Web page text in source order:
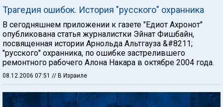
Трагедия ошибок. История "русского" охранника
В сегодняшнем приложении к газете "Едиот Ахронот"
опубликована статья журналистки Эйнат Фишбайн,
посвященная истории Арнольда Альтгауза &#8211;
"русского" охранника, по ошибке застрелившего
ремонтного рабочего Алона Накара в октябре 2004 года.
08.12.2006 07:51 // В Израиле